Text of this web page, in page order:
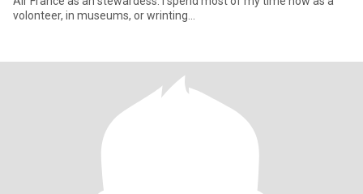
volonteer, in museums, or wrinting...